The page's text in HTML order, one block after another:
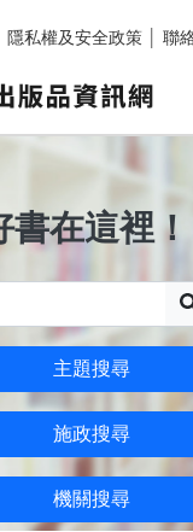
隱私權及安全政策 聯
在這裡！
主題搜尋
施政搜尋
機關搜尋